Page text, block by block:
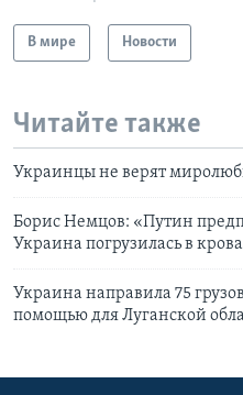
В мире Новости
Читайте также
Украинцы не верят
Борис Немцов: «Путин
Украина погрузилась в
Украина направила 75
помощью для Луганской